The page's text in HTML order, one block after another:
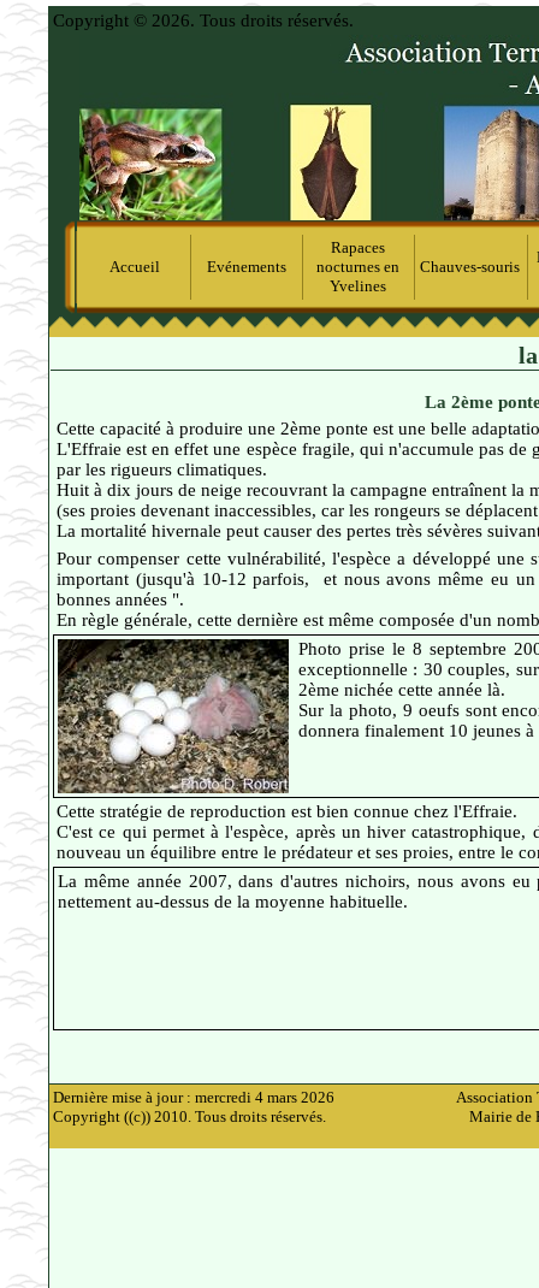
Copyright © 2026. Tous droits réservés.
Accueil Evénements
Rapaces
nocturnes en
Yvelines
Chauves-souris
La 2ème
Cette capacité à produire une 2ème ponte est une belle
L'Effraie est en effet une espèce fragile, qui n'accumule pas de
par les rigueurs climatiques.
Huit à dix jours de neige recouvrant la campagne entraînent la
(ses proies devenant inaccessibles, car les rongeurs se
La mortalité hivernale peut causer des pertes très sévères
Pour compenser cette vulnérabilité, l'espèce a développé
important (jusqu'à 10-12 parfois, et nous avons même eu
bonnes années ".
En règle générale, cette dernière est même composée d'un
Photo prise le 8 septembre
exceptionnelle : 30 couples,
2ème nichée cette année là.
Sur la photo, 9 oeufs sont
donnera finalement 10 jeunes
Cette stratégie de reproduction est bien connue chez l'Effraie.
C'est ce qui permet à l'espèce, après un hiver
nouveau un équilibre entre le prédateur et ses proies, entre le
La même année 2007, dans d'autres nichoirs, nous avons
nettement au-dessus de la moyenne habituelle.
Dernière mise à jour : mercredi 4 mars 2026
Copyright ((c)) 2010. Tous droits réservés.
Association
Mairie de